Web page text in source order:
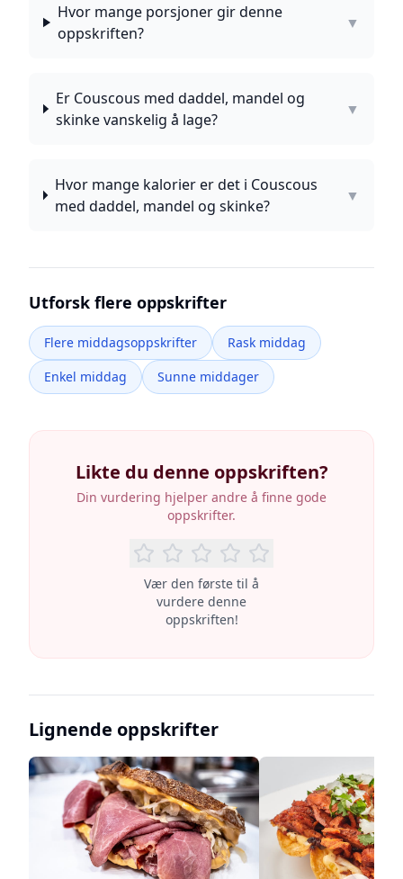
Hvor mange porsjoner gir denne
oppskriften?
▼
Er Couscous med daddel, mandel og
skinke vanskelig å lage?
▼
Hvor mange kalorier er det i Couscous
med daddel, mandel og skinke?
▼
Utforsk flere oppskrifter
Flere middagsoppskrifter
Rask middag
Enkel middag
Sunne middager
Likte du denne oppskriften?
Din vurdering hjelper andre å finne gode
oppskrifter.
Vær den første til å
vurdere denne
oppskriften!
Lignende oppskrifter